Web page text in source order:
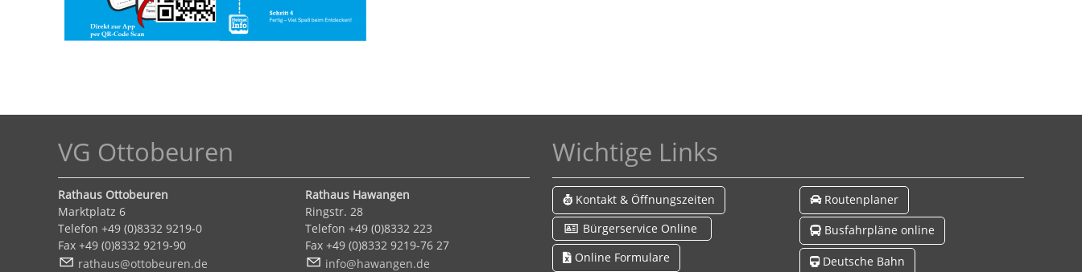
VG Ottobeuren
Rathaus Ottobeuren
Marktplatz 6
Telefon +49 (0)8332 9219-0
Fax +49 (0)8332 9219-90
r th s tt b r n d
Rathaus Hawangen
Ringstr. 28
Telefon +49 (0)8332 223
Fax +49 (0)8332 9219-76 27
nf
h w ng n d
Wichtige Links
Kontakt & Öffnungszeiten
Bürgerservice Online
Online Formulare
Routenplaner
Busfahrpläne online
Deutsche Bahn